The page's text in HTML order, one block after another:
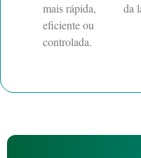
mais rápida,
eficiente ou
controlada.
da